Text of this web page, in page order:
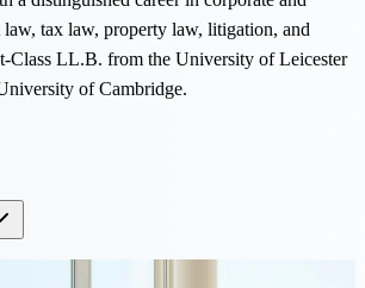
tax law, property law, litigation, and
Class LL.B. from the University of Leicester
of Cambridge.